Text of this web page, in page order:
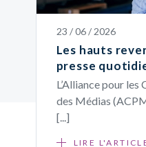
23 / 06 / 2026
Les hauts
presse
L’Alliance pour les
des Médias
[...]
LIRE